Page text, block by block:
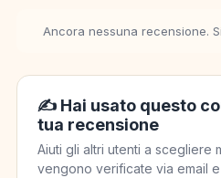
Ancora nessuna recensione.
✍️ Hai usato questo
tua recensione
Aiuti gli altri utenti a scegliere
vengono verificate via email